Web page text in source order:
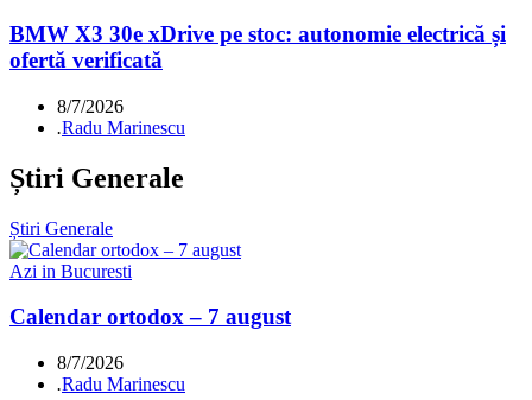
BMW X3 30e xDrive pe stoc: autonomie electrică și
ofertă verificată
8/7/2026
.Radu Marinescu
Știri Generale
Știri Generale
Azi in Bucuresti
Calendar ortodox – 7 august
8/7/2026
.Radu Marinescu